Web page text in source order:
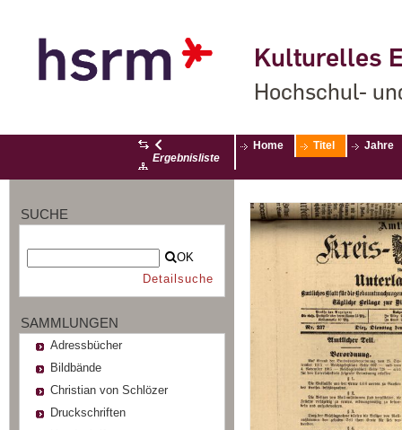
Kulturelles
Hochschul-
Ergebnisliste
Home Titel Jahre
SUCHE
OK
Detailsuche
SAMMLUNGEN
Adressbücher
Bildbände
Christian von Schlözer
Druckschriften